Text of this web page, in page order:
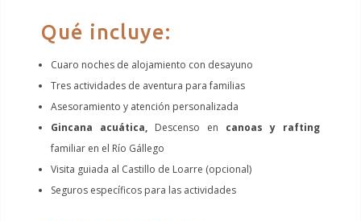
Qué incluye:
Cuaro noches de alojamiento con desayuno
Tres actividades de aventura para familias
Asesoramiento y atención personalizada
Gincana acuática, Descenso en canoas y rafting
familiar en el Río Gállego
Visita guiada al Castillo de Loarre (opcional)
Seguros específicos para las actividades